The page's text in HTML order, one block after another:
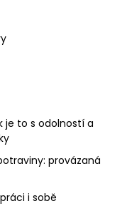
je to s odolností a
provázaná
i sobě